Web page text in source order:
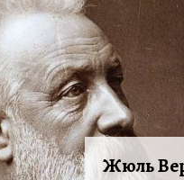
Жюль